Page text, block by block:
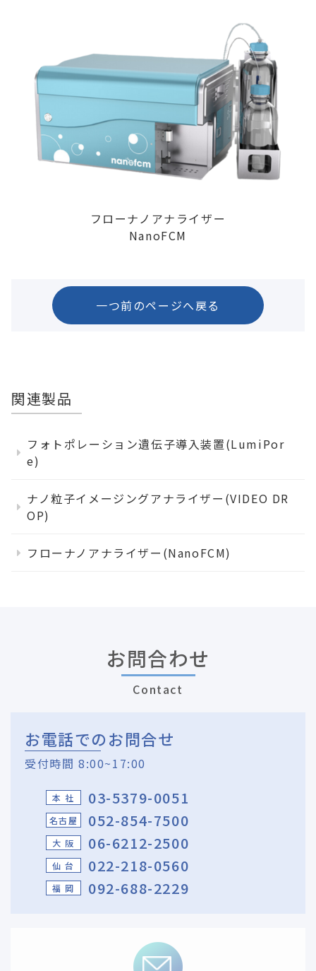
フローナノアナライザー
NanoFCM
一つ前のページへ戻る
関連製品
フォトポレーション遺伝子導入装置(LumiPor
e)
ナノ粒子イメージングアナライザー(VIDEO DR
OP)
フローナノアナライザー(NanoFCM)
お問合わせ
Contact
お電話でのお問合せ
受付時間 8:00~17:00
本 社 03-5379-0051
名古屋 052-854-7500
大 阪 06-6212-2500
仙 台 022-218-0560
福 岡 092-688-2229